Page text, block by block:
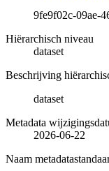
9fe9f02c-09ae-
Hiërarchisch niveau
dataset
Beschrijving
dataset
Metadata
2026-06-22
Naam